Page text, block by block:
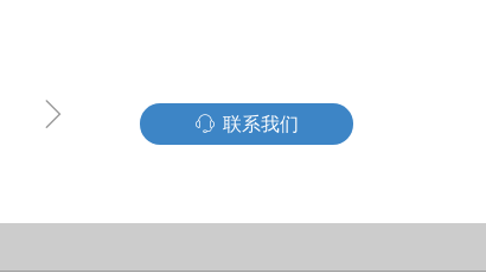
ꁇ ꁱ 联系我们